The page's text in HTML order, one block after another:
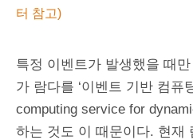
터 참고)
특정 이벤트가 발생했을 때
가 람다를 ‘이벤트 기반 컴퓨
computing service for
하는 것도 이 때문이다. 현재